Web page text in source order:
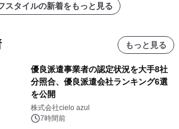
スタイルの新着をもっと見る
もっと見る
優良派遣事業者の認定状況を大手8社
分照合、優良派遣会社ランキング6選
を公開
株式会社cielo azul
7時間前